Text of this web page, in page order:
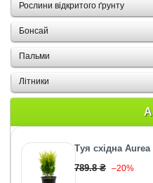
Рослини відкритого ґрунту
Бонсай
Пальми
Літники
Туя східна Aurea
789.8 ₴ –20%